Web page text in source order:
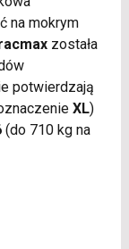
na mokrym
została
potwierdzają
XL)
(do 710 kg na